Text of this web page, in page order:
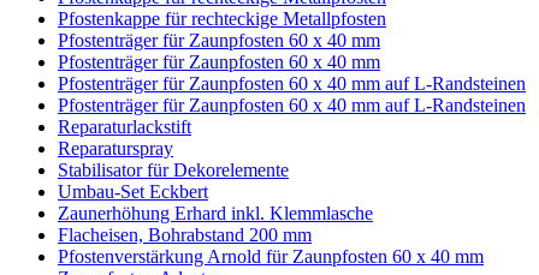
Pfostenkappe für rechteckige Metallpfosten
Pfostenträger für Zaunpfosten 60 x 40 mm
Pfostenträger für Zaunpfosten 60 x 40 mm
Pfostenträger für Zaunpfosten 60 x 40 mm auf L-Randsteinen
Pfostenträger für Zaunpfosten 60 x 40 mm auf L-Randsteinen
Reparaturlackstift
Reparaturspray
Stabilisator für Dekorelemente
Umbau-Set Eckbert
Zaunerhöhung Erhard inkl. Klemmlasche
Flacheisen, Bohrabstand 200 mm
Pfostenverstärkung Arnold für Zaunpfosten 60 x 40 mm